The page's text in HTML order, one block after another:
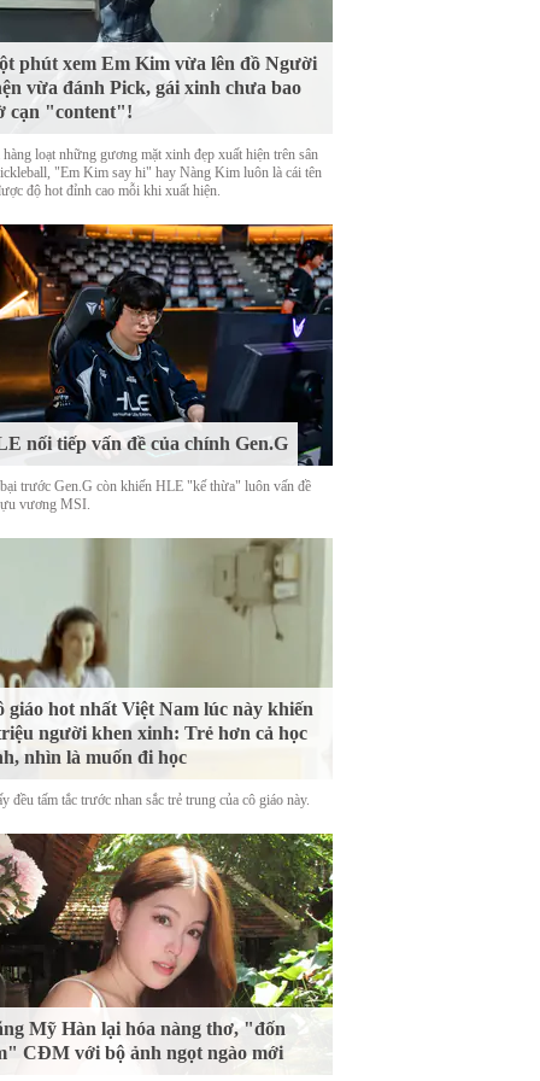
phút xem Em Kim vừa lên đồ Người
vừa đánh Pick, gái xinh chưa bao
cạn "content"!
loạt những gương mặt xinh đẹp xuất hiện trên sân
"Em Kim say hi" hay Nàng Kim luôn là cái tên
độ hot đỉnh cao mỗi khi xuất hiện.
nối tiếp vấn đề của chính Gen.G
trước Gen.G còn khiến HLE "kế thừa" luôn vấn đề
vương MSI.
giáo hot nhất Việt Nam lúc này khiến
người khen xinh: Trẻ hơn cả học
nhìn là muốn đi học
đều tấm tắc trước nhan sắc trẻ trung của cô giáo này.
Mỹ Hàn lại hóa nàng thơ, "đốn
CĐM với bộ ảnh ngọt ngào mới